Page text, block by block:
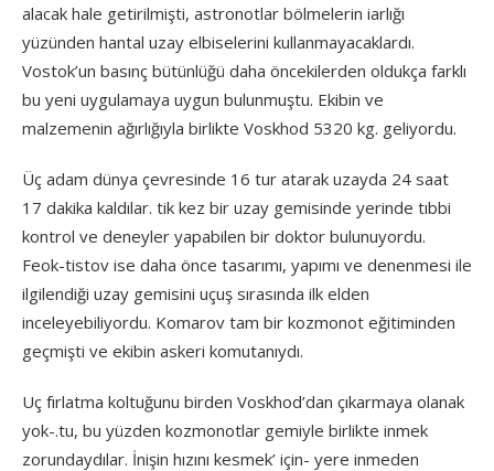
alacak hale getirilmişti, astronotlar bölmelerin iarlığı
yüzünden hantal uzay elbiselerini kullanmayacaklardı.
Vostok’un basınç bütünlüğü daha öncekilerden oldukça farklı
bu yeni uygulamaya uygun bulunmuştu. Ekibin ve
malzemenin ağırlığıyla birlikte Voskhod 5320 kg. geliyordu.
Üç adam dünya çevresinde 16 tur atarak uzayda 24 saat
17 dakika kaldılar. tik kez bir uzay gemisinde yerinde tıbbi
kontrol ve deneyler yapabilen bir doktor bulunuyordu.
Feok-tistov ise daha önce tasarımı, yapımı ve denenmesi ile
ilgilendiği uzay gemisini uçuş sırasında ilk elden
inceleyebiliyordu. Komarov tam bir kozmonot eğitiminden
geçmişti ve ekibin askeri komutanıydı.
Uç fırlatma koltuğunu birden Voskhod’dan çıkarmaya olanak
yok-.tu, bu yüzden kozmonotlar gemiyle birlikte inmek
zorundaydılar. İnişin hızını kesmek’ için- yere inmeden